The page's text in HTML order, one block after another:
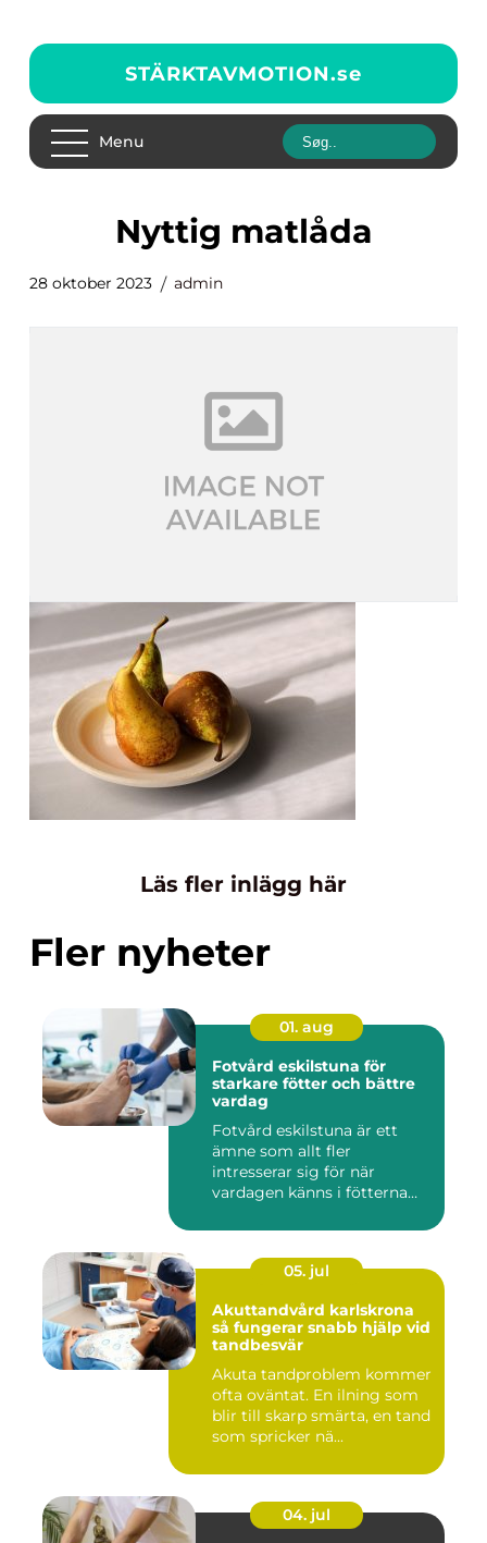
STÄRKTAVMOTION.se
Menu
nyttig matlåda
28 oktober 2023 admin
Läs fler inlägg här
Fler nyheter
01. aug
Fotvård eskilstuna för
starkare fötter och bättre
vardag
Fotvård eskilstuna är ett
ämne som allt fler
intresserar sig för när
vardagen känns i fötterna
05. jul
Akuttandvård karlskrona
så fungerar snabb hjälp vid
tandbesvär
Akuta tandproblem kommer
ofta oväntat. En ilning som
blir till skarp smärta, en tand
som spricker nä...
04. jul